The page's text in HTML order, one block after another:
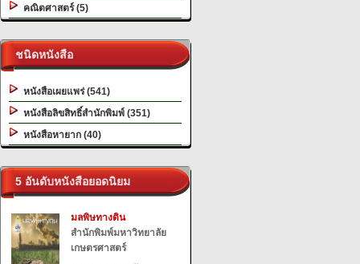
คณิตศาสตร์ (5)
ชนิดหนังสือ
หนังสือเผยแพร่ (541)
หนังสือลิขสิทธิ์สำนักพิมพ์ (351)
หนังสือหายาก (40)
5 อันดับหนังสือยอดนิยม
มลพิษทางดิน
สำนักพิมพ์มหาวิทยาลัย
เกษตรศาสตร์